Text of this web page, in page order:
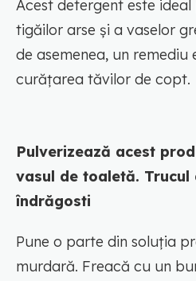
Acest detergent este
tigăilor arse și a vaselor
de asemenea, un remediu
curățarea tăvilor de copt.
Pulverizează acest
vasul de toaletă. Trucul
îndrăgosti
Pune o parte din soluția
murdară. Freacă cu un